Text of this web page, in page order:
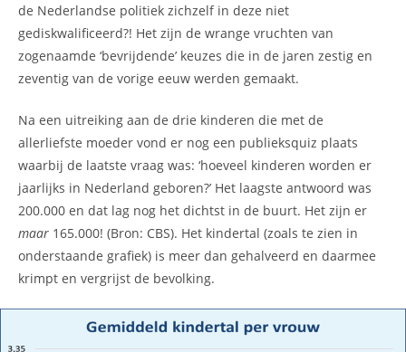
de Nederlandse politiek zichzelf in deze niet
gediskwalificeerd?! Het zijn de wrange vruchten van
zogenaamde ‘bevrijdende’ keuzes die in de jaren zestig en
zeventig van de vorige eeuw werden gemaakt.
Na een uitreiking aan de drie kinderen die met de
allerliefste moeder vond er nog een publieksquiz plaats
waarbij de laatste vraag was: ‘hoeveel kinderen worden er
jaarlijks in Nederland geboren?’ Het laagste antwoord was
200.000 en dat lag nog het dichtst in de buurt. Het zijn er
maar 165.000! (Bron: CBS). Het kindertal (zoals te zien in
onderstaande grafiek) is meer dan gehalveerd en daarmee
krimpt en vergrijst de bevolking.